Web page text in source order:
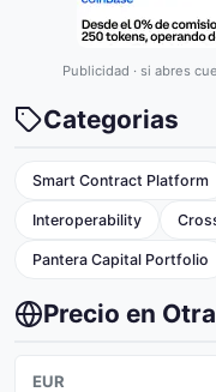
Publicidad · si abres
Categorias
Smart Contract Platform
Interoperability
Pantera Capital Portfolio
Precio en
EUR